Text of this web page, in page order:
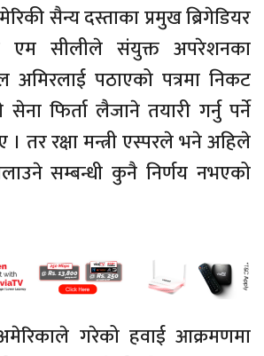
सैन्य दस्ताका प्रमुख ब्रिगेडियर
एम सीलीले संयुक्त अपरेशनका
अमिरलाई पठाएको पत्रमा निकट
फिर्ता लैजाने तयारी गर्नु पर्ने
तर रक्षा मन्त्री एस्परले भने अहिले
सम्बन्धी कुनै निर्णय नभएको
गरेको हवाई आक्रमणमा